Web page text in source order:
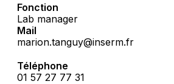
Fonction
Lab manager
Mail
marion.tanguy@inserm.fr
Téléphone
01 57 27 77 31